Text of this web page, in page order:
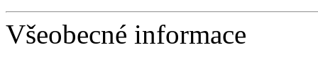
Všeobecné informace